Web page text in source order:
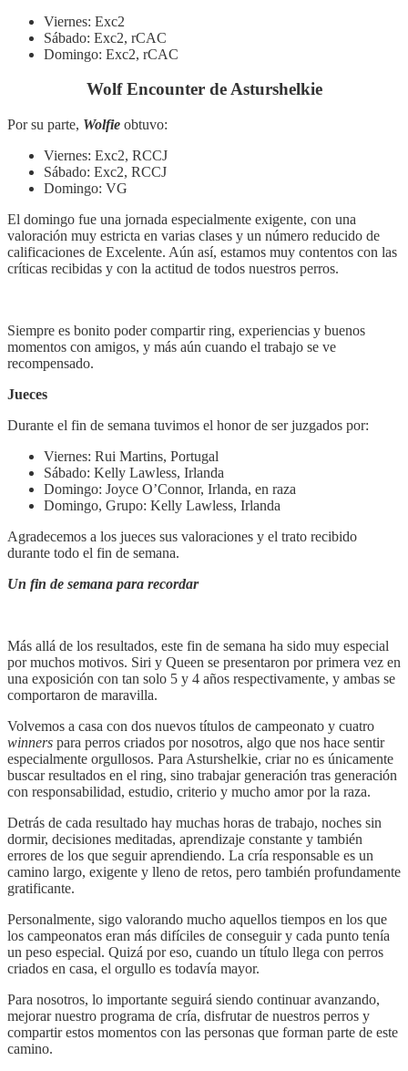
Viernes: Exc2
Sábado: Exc2, rCAC
Domingo: Exc2, rCAC
Wolf Encounter de Asturshelkie
Por su parte, Wolfie obtuvo:
Viernes: Exc2, RCCJ
Sábado: Exc2, RCCJ
Domingo: VG
El domingo fue una jornada especialmente exigente, con una
valoración muy estricta en varias clases y un número reducido de
calificaciones de Excelente. Aún así, estamos muy contentos con las
críticas recibidas y con la actitud de todos nuestros perros.
Siempre es bonito poder compartir ring, experiencias y buenos
momentos con amigos, y más aún cuando el trabajo se ve
recompensado.
Jueces
Durante el fin de semana tuvimos el honor de ser juzgados por:
Viernes: Rui Martins, Portugal
Sábado: Kelly Lawless, Irlanda
Domingo: Joyce O’Connor, Irlanda, en raza
Domingo, Grupo: Kelly Lawless, Irlanda
Agradecemos a los jueces sus valoraciones y el trato recibido
durante todo el fin de semana.
Un fin de semana para recordar
Más allá de los resultados, este fin de semana ha sido muy especial
por muchos motivos. Siri y Queen se presentaron por primera vez en
una exposición con tan solo 5 y 4 años respectivamente, y ambas se
comportaron de maravilla.
Volvemos a casa con dos nuevos títulos de campeonato y cuatro
winners para perros criados por nosotros, algo que nos hace sentir
especialmente orgullosos. Para Asturshelkie, criar no es únicamente
buscar resultados en el ring, sino trabajar generación tras generación
con responsabilidad, estudio, criterio y mucho amor por la raza.
Detrás de cada resultado hay muchas horas de trabajo, noches sin
dormir, decisiones meditadas, aprendizaje constante y también
errores de los que seguir aprendiendo. La cría responsable es un
camino largo, exigente y lleno de retos, pero también profundamente
gratificante.
Personalmente, sigo valorando mucho aquellos tiempos en los que
los campeonatos eran más difíciles de conseguir y cada punto tenía
un peso especial. Quizá por eso, cuando un título llega con perros
criados en casa, el orgullo es todavía mayor.
Para nosotros, lo importante seguirá siendo continuar avanzando,
mejorar nuestro programa de cría, disfrutar de nuestros perros y
compartir estos momentos con las personas que forman parte de este
camino.